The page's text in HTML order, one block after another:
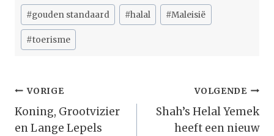
Bericht
tags:
#gouden standaard #halal #Maleisië
#toerisme
Bericht
Navigatie
VORIGE
Koning, Grootvizier
en Lange Lepels
VOLGENDE
Shah’s Helal Yemek
heeft een nieuw